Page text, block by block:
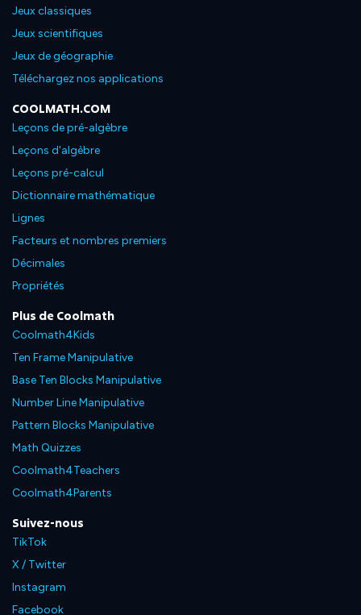
Jeux classiques
Jeux scientifiques
Jeux de géographie
Téléchargez nos applications
COOLMATH.COM
Leçons de pré-algèbre
Leçons d'algèbre
Leçons pré-calcul
Dictionnaire mathématique
Lignes
Facteurs et nombres premiers
Décimales
Propriétés
Plus de Coolmath
Coolmath4Kids
Ten Frame Manipulative
Base Ten Blocks Manipulative
Number Line Manipulative
Pattern Blocks Manipulative
Math Quizzes
Coolmath4Teachers
Coolmath4Parents
Suivez-nous
TikTok
X / Twitter
Instagram
Facebook